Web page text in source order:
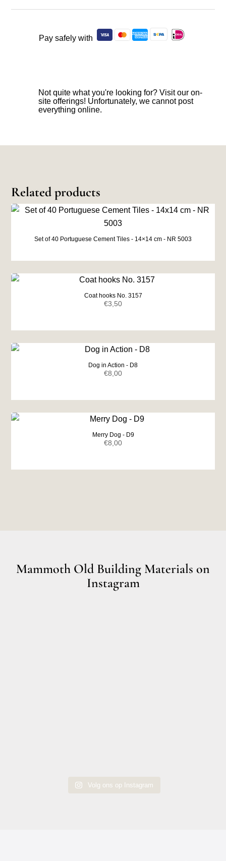
Pay safely with
Not quite what you're looking for? Visit our on-
site offerings! Unfortunately, we cannot post
everything online.
Related products
Set of 40 Portuguese Cement Tiles - 14×14 cm - NR 5003
Coat hooks No. 3157
€3,50
Dog in Action - D8
€8,00
Merry Dog - D9
€8,00
Mammoth Old Building Materials on
Instagram
Volg ons op Instagram